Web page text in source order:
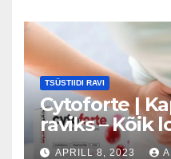
TSÜSTIIDI RAVI
Cytoforte |
raviks – Kõik
koostisosad
APRILL 8, 2023